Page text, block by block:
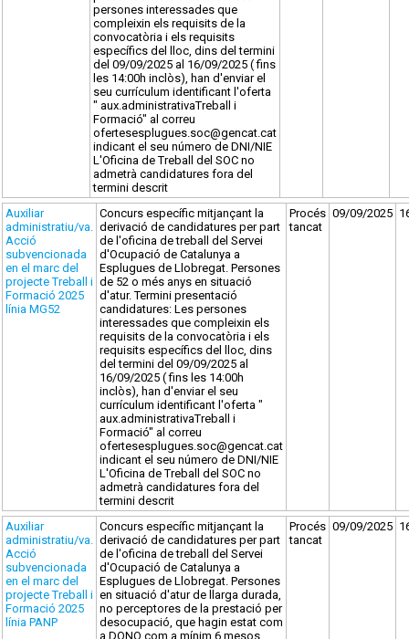
persones interessades que
compleixin els requisits de la
convocatòria i els requisits
específics del lloc, dins del termini
del 09/09/2025 al 16/09/2025 ( fins
les 14:00h inclòs), han d'enviar el
seu currículum identificant l'oferta
" aux.administrativaTreball i
Formació" al correu
ofertesesplugues.soc@gencat.cat
indicant el seu número de DNI/NIE
L'Oficina de Treball del SOC no
admetrà candidatures fora del
termini descrit
Auxiliar
administratiu/va.
Acció
subvencionada
en el marc del
projecte Treball i
Formació 2025
línia MG52
Concurs específic mitjançant la
derivació de candidatures per part
de l'oficina de treball del Servei
d'Ocupació de Catalunya a
Esplugues de Llobregat. Persones
de 52 o més anys en situació
d'atur. Termini presentació
candidatures: Les persones
interessades que compleixin els
requisits de la convocatòria i els
requisits específics del lloc, dins
del termini del 09/09/2025 al
16/09/2025 ( fins les 14:00h
inclòs), han d'enviar el seu
currículum identificant l'oferta "
aux.administrativaTreball i
Formació" al correu
ofertesesplugues.soc@gencat.cat
indicant el seu número de DNI/NIE
L'Oficina de Treball del SOC no
admetrà candidatures fora del
termini descrit
Procés
tancat
09/09/2025
Auxiliar
administratiu/va.
Acció
subvencionada
en el marc del
projecte Treball i
Formació 2025
línia PANP
Concurs específic mitjançant la
derivació de candidatures per part
de l'oficina de treball del Servei
d'Ocupació de Catalunya a
Esplugues de Llobregat. Persones
en situació d'atur de llarga durada,
no perceptores de la prestació per
desocupació, que hagin estat com
a DONO com a mínim 6 mesos
Procés
tancat
09/09/2025